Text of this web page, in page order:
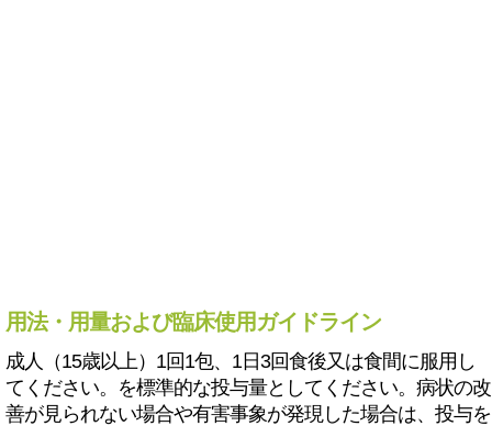
用法・用量および臨床使用ガイドライン
成人（15歳以上）1回1包、1日3回食後又は食間に服用し
てください。を標準的な投与量としてください。病状の改
善が見られない場合や有害事象が発現した場合は、投与を